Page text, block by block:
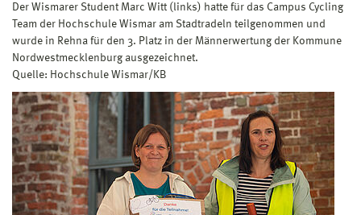
Der Wismarer Student Marc Witt (links) hatte für das Campus Cycling
Team der Hochschule Wismar am Stadtradeln teilgenommen und
wurde in Rehna für den 3. Platz in der Männerwertung der Kommune
Nordwestmecklenburg ausgezeichnet.
Quelle: Hochschule Wismar/KB